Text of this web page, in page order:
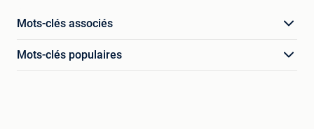
Mots-clés associés
Mots-clés populaires